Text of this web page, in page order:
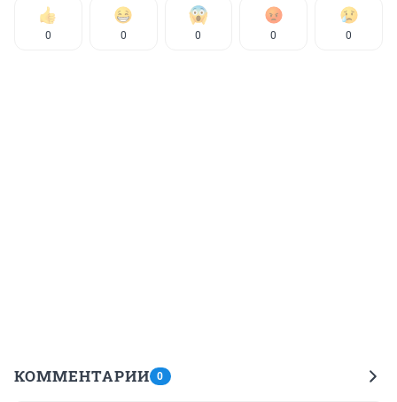
0 0 0 0 0
КОММЕНТАРИИ 0